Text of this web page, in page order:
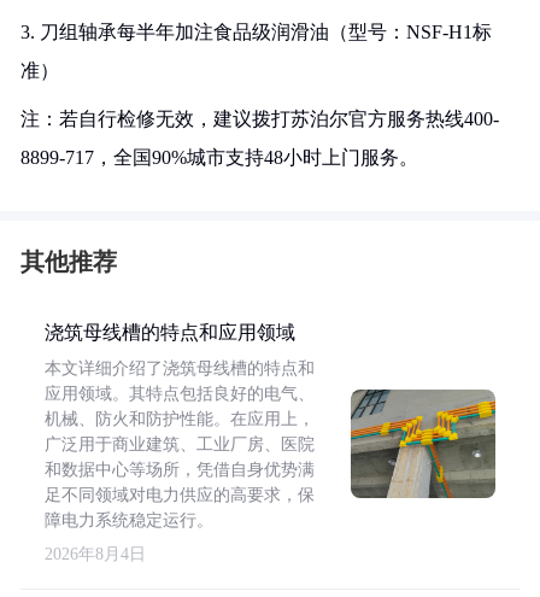
3. 刀组轴承每半年加注食品级润滑油（型号：NSF-H1标
准）
注：若自行检修无效，建议拨打苏泊尔官方服务热线400-
8899-717，全国90%城市支持48小时上门服务。
其他推荐
浇筑母线槽的特点和应用领域
本文详细介绍了浇筑母线槽的特点和
应用领域。其特点包括良好的电气、
机械、防火和防护性能。在应用上，
广泛用于商业建筑、工业厂房、医院
和数据中心等场所，凭借自身优势满
足不同领域对电力供应的高要求，保
障电力系统稳定运行。
2026年8月4日